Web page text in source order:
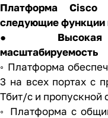
Платформа Cisco
следующие функции
● Высокая
масштабируемость
◦ Платформа
3 на всех портах с
Тбит/с и пропускной
◦ Платформа с